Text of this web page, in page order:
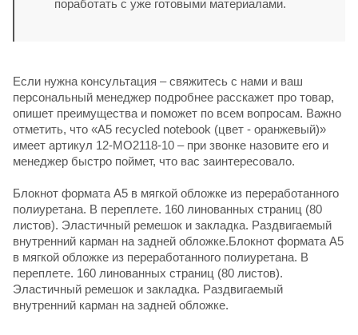
поработать с уже готовыми материалами.
Если нужна консультация – свяжитесь с нами и ваш
персональный менеджер подробнее расскажет про товар,
опишет преимущества и поможет по всем вопросам. Важно
отметить, что «A5 recycled notebook (цвет - оранжевый)»
имеет артикул 12-MO2118-10 – при звонке назовите его и
менеджер быстро поймет, что вас заинтересовало.
Блокнот формата А5 в мягкой обложке из переработанного
полиуретана. В переплете. 160 линованных страниц (80
листов). Эластичный ремешок и закладка. Раздвигаемый
внутренний карман на задней обложке.Блокнот формата А5
в мягкой обложке из переработанного полиуретана. В
переплете. 160 линованных страниц (80 листов).
Эластичный ремешок и закладка. Раздвигаемый
внутренний карман на задней обложке.